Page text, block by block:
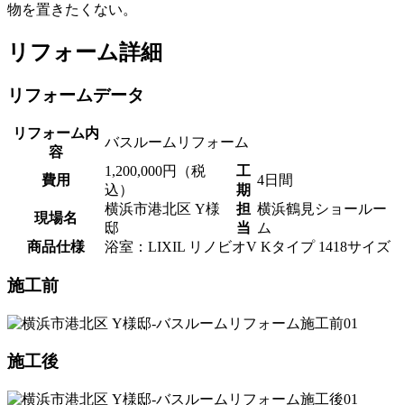
物を置きたくない。
リフォーム詳細
リフォームデータ
リフォーム内
容
バスルームリフォーム
費用
1,200,000円（税
込）
工
期
4日間
現場名
横浜市港北区 Y様
邸
担
当
横浜鶴見ショールー
ム
商品仕様
浴室：LIXIL リノビオV Kタイプ 1418サイズ
施工前
施工後